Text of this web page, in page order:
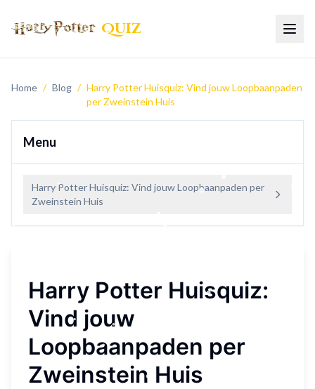
Quiz
Home / Blog / Harry Potter Huisquiz: Vind jouw Loopbaanpaden
per Zweinstein Huis
Menu
Harry Potter Huisquiz: Vind jouw Loopbaanpaden per
Zweinstein Huis
Harry Potter Huisquiz:
Vind jouw
Loopbaanpaden per
Zweinstein Huis